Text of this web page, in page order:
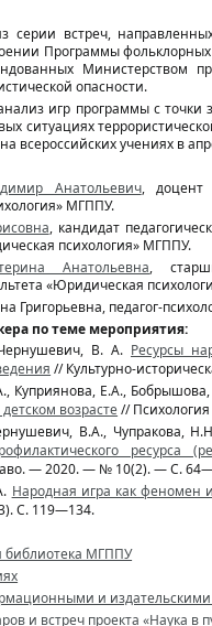
серии встреч,
Программы
Министерством
опасности.
игр программы с
ситуациях
всероссийских учениях в
Анатольевич, доцент
МГППУ.
, кандидат
психология» МГППУ.
Анатольевна,
«Юридическая
Григорьевна, педагог-
по теме мероприятия:
В. А. Ресурсы
// Культурно-
Куприянова, Е.А.,
возрасте//
В.А., Чупракова,
ресурса
— 2020. — № 10(2). — С.
Народная игра как феномен
С. 119—134.
библиотека МГППУ
и издательскими
и встреч проекта «Наука в